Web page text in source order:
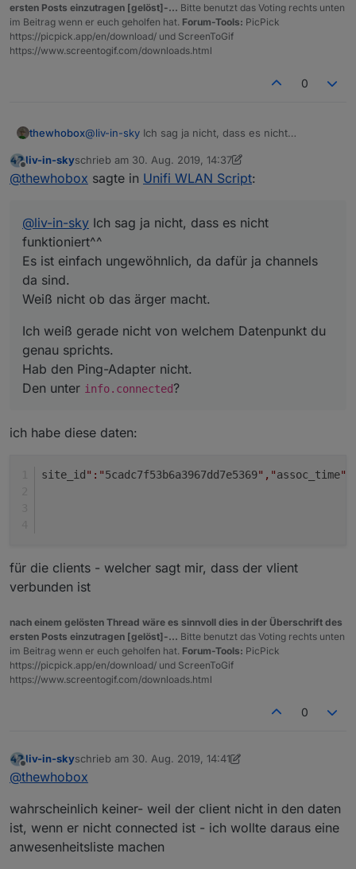
ersten Posts einzutragen [gelöst]-... Bitte benutzt das Voting rechts unten
im Beitrag wenn er euch geholfen hat. Forum-Tools: PicPick
https://picpick.app/en/download/ und ScreenToGif
https://www.screentogif.com/downloads.html
0
thewhobox@liv-in-sky Ich sag ja nicht, dass es nicht
Es ist einfach ungewöhnlich, da dafür ja channels
da sind.
Ich weiß gerade nicht von welchem Datenpunkt du
genau sprichts.
Offline
liv-in-skyschrieb am 30. Aug. 2019, 14:37
zuletzt editiert von liv-in-sky
@thewhobox sagte in Unifi WLAN Script:
@liv-in-sky Ich sag ja nicht, dass es nicht
funktioniert^^
Es ist einfach ungewöhnlich, da dafür ja channels
da sind.
Weiß nicht ob das ärger macht.
Ich weiß gerade nicht von welchem Datenpunkt du
genau sprichts.
Hab den Ping-Adapter nicht.
Den unter info.connected?
ich habe diese daten:
site_id":"5cadc7f53b6a3967dd7e5369","assoc_time
für die clients - welcher sagt mir, dass der vlient
verbunden ist
nach einem gelösten Thread wäre es sinnvoll dies in der Überschrift des
ersten Posts einzutragen [gelöst]-... Bitte benutzt das Voting rechts unten
im Beitrag wenn er euch geholfen hat. Forum-Tools: PicPick
https://picpick.app/en/download/ und ScreenToGif
https://www.screentogif.com/downloads.html
0
Offline
liv-in-skyschrieb am 30. Aug. 2019, 14:41
zuletzt editiert von liv-in-sky
@thewhobox
wahrscheinlich keiner- weil der client nicht in den daten
ist, wenn er nicht connected ist - ich wollte daraus eine
anwesenheitsliste machen